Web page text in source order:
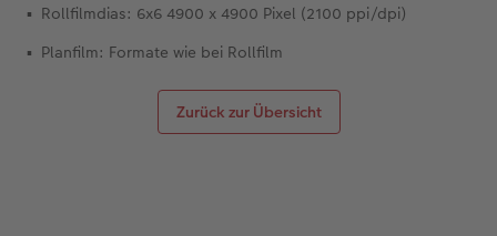
Rollfilmdias: 6x6 4900 x 4900 Pixel (2100 ppi/dpi)
Planfilm: Formate wie bei Rollfilm
Zurück zur Übersicht